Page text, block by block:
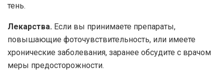
тень.
Лекарства. Если вы принимаете препараты,
повышающие фоточувствительность, или имеете
хронические заболевания, заранее обсудите с врачом
меры предосторожности.